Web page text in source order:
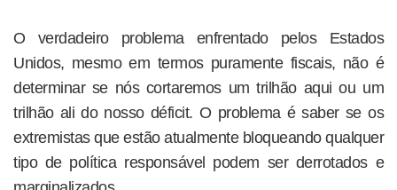
O verdadeiro problema enfrentado pelos Estados
Unidos, mesmo em termos puramente fiscais, não é
determinar se nós cortaremos um trilhão aqui ou um
trilhão ali do nosso déficit. O problema é saber se os
extremistas que estão atualmente bloqueando qualquer
tipo de política responsável podem ser derrotados e